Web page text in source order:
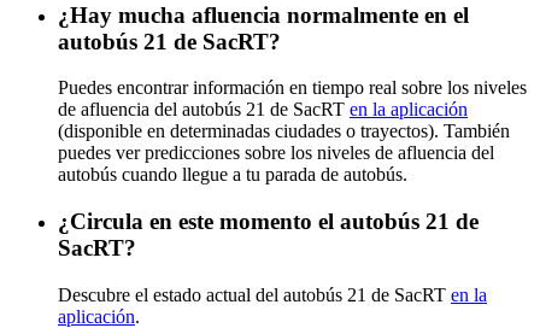
¿Hay mucha afluencia normalmente en el
autobús 21 de SacRT?
Puedes encontrar información en tiempo real sobre los niveles
de afluencia del autobús 21 de SacRT en la aplicación
(disponible en determinadas ciudades o trayectos). También
puedes ver predicciones sobre los niveles de afluencia del
autobús cuando llegue a tu parada de autobús.
¿Circula en este momento el autobús 21 de
SacRT?
Descubre el estado actual del autobús 21 de SacRT en la
aplicación.